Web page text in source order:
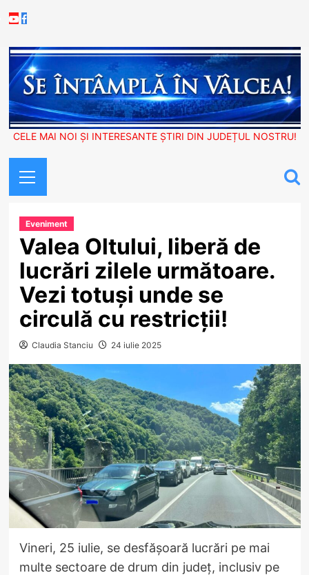
to
Youtube
Facebook
CELE MAI NOI ȘI INTERESANTE ȘTIRI DIN JUDEȚUL NOSTRU!
Menu
Eveniment
Valea Oltului, liberă de
lucrări zilele următoare.
Vezi totuși unde se
circulă cu restricții!
Claudia Stanciu 24 iulie 2025
Vineri, 25 iulie, se desfășoară lucrări pe mai
multe sectoare de drum din județ, inclusiv pe